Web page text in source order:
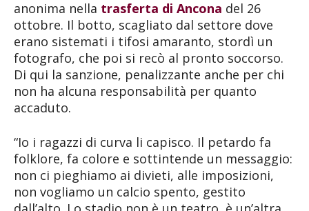
anonima nella trasferta di Ancona del 26
ottobre. Il botto, scagliato dal settore dove
erano sistemati i tifosi amaranto, stordì un
fotografo, che poi si recò al pronto soccorso.
Di qui la sanzione, penalizzante anche per chi
non ha alcuna responsabilità per quanto
accaduto.
“Io i ragazzi di curva li capisco. Il petardo fa
folklore, fa colore e sottintende un messaggio:
non ci pieghiamo ai divieti, alle imposizioni,
non vogliamo un calcio spento, gestito